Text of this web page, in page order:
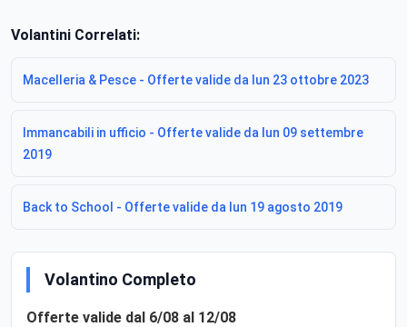
Volantini Correlati:
Macelleria & Pesce - Offerte valide da lun 23 ottobre 2023
Immancabili in ufficio - Offerte valide da lun 09 settembre
2019
Back to School - Offerte valide da lun 19 agosto 2019
Volantino Completo
Offerte valide dal 6/08 al 12/08